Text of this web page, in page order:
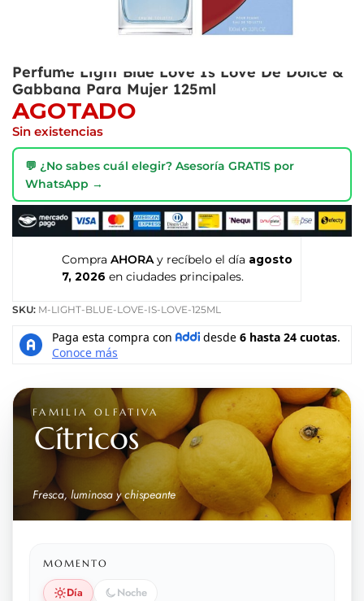
Perfume Light Blue Love Is Love De Dolce &
Gabbana Para Mujer 125ml
AGOTADO
Sin existencias
💬 ¿No sabes cuál elegir? Asesoría GRATIS por
WhatsApp →
Compra AHORA y recíbelo el día agosto
7, 2026 en ciudades principales.
SKU: M-LIGHT-BLUE-LOVE-IS-LOVE-125ML
FAMILIA OLFATIVA
Cítricos
Fresca, luminosa y chispeante
MOMENTO
Día Noche